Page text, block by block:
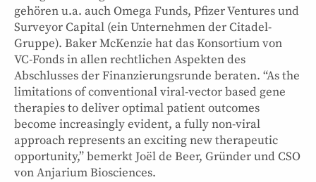
gehören u.a. auch Omega Funds, Pfizer Ventures und
Surveyor Capital (ein Unternehmen der Citadel-
Gruppe). Baker McKenzie hat das Konsortium von
VC-Fonds in allen rechtlichen Aspekten des
Abschlusses der Finanzierungsrunde beraten. “As the
limitations of conventional viral-vector based gene
therapies to deliver optimal patient outcomes
become increasingly evident, a fully non-viral
approach represents an exciting new therapeutic
opportunity,” bemerkt Joël de Beer, Gründer und CSO
von Anjarium Biosciences.